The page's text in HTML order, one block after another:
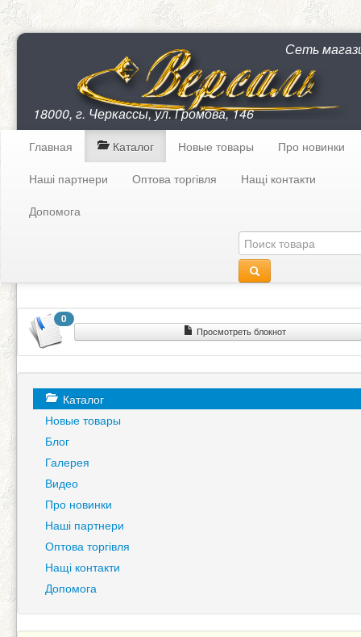
Сеть
18000, г. Черкассы, ул. Громова, 146
Главная Каталог Новые товары
Про новинки
Наші партнери
Оптова торгівля
Нащі контакти
Допомога
0
Просмотреть блокнот
Каталог
Новые товары
Блог
Галерея
Видео
Про новинки
Наші партнери
Оптова торгівля
Нащі контакти
Допомога